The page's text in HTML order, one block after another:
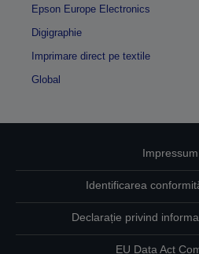
Epson Europe Electronics
Digigraphie
Imprimare direct pe textile
Global
Impressum
Identificarea
Declarație privind
EU Data Act